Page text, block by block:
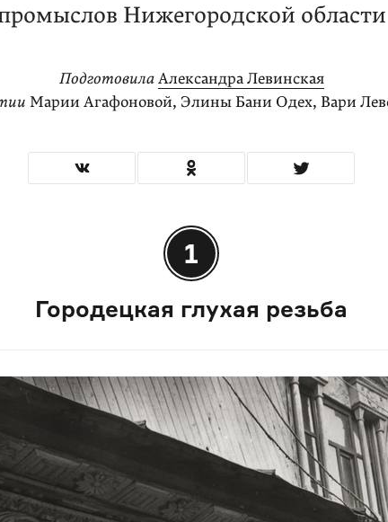
Нижегородской области
Подготовила Александра Левинская
Марии Агафоновой, Элины Бани Одех, Вари
1
Городецкая глухая резьба